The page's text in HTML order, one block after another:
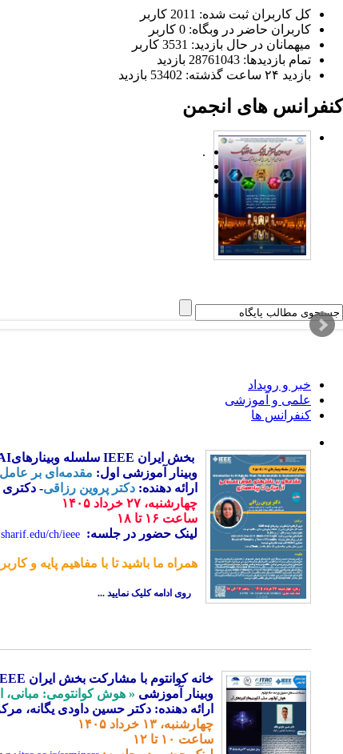
کل کاربران ثبت شده: 2011 کاربر
کاربران حاضر در وبگاه: 0 کاربر
میهمانان در حال بازدید: 3531 کاربر
تمام بازدید‌ها: 28761043 بازدید
بازدید ۲۴ ساعت گذشته: 53402 بازدید
کنفرانس های انجمن
.
خبر و رویداد
علمی و آموزشی
کنفرانس ها
بخش ایران IEEE سلسله وبینارهای
وبینار آموزشی اول: مقدمه‌ای بر
ارائه دهنده: دکتر پروین رزاقی-
چهارشنبه، ۲۷ خرداد ۱۴۰۵
ساعت ۱۶ تا ۱۸
لینک حضور در جلسه:
ch/ieee
همراه ما باشید تا با مفاهیم پایه
روی ادامه کلیک نمایید ...
خانه کوانتوم با مشارکت بخش ایران IEEE برگزار می‌کند:
وبینار آموزشی « هوش کوانتومی: مبانی،
ارائه دهنده: دکتر حسین داودی یگانه،
چهارشنبه، ۱۳ خرداد ۱۴۰۵
ساعت ۱۰ تا ۱۲